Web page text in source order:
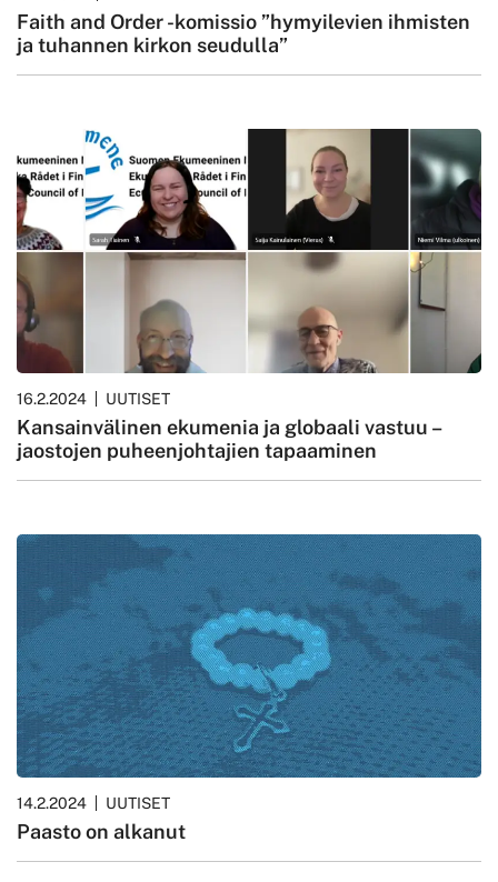
Faith and Order -komissio ”hymyilevien ihmisten
ja tuhannen kirkon seudulla”
16.2.2024 UUTISET
Kansainvälinen ekumenia ja globaali vastuu –
jaostojen puheenjohtajien tapaaminen
14.2.2024 UUTISET
Paasto on alkanut